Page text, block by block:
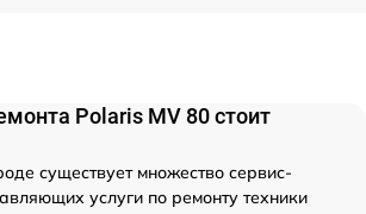
Polaris MV 80 стоит
существует множество сервис-
услуги по ремонту техники